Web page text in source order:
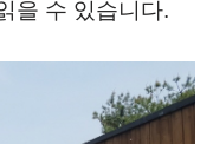
을 수 있습니다.